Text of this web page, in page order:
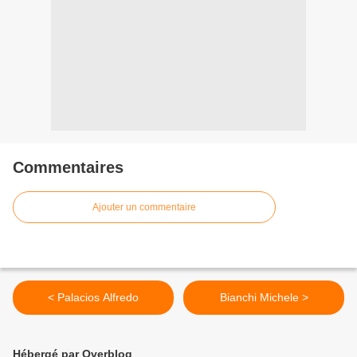
Commentaires
Ajouter un commentaire
< Palacios Alfredo Bianchi Michele >
Hébergé par Overblog